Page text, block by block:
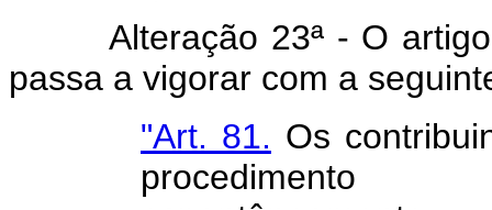
Alteração 23ª - O artigo
passa a vigorar com a
"Art. 81. Os